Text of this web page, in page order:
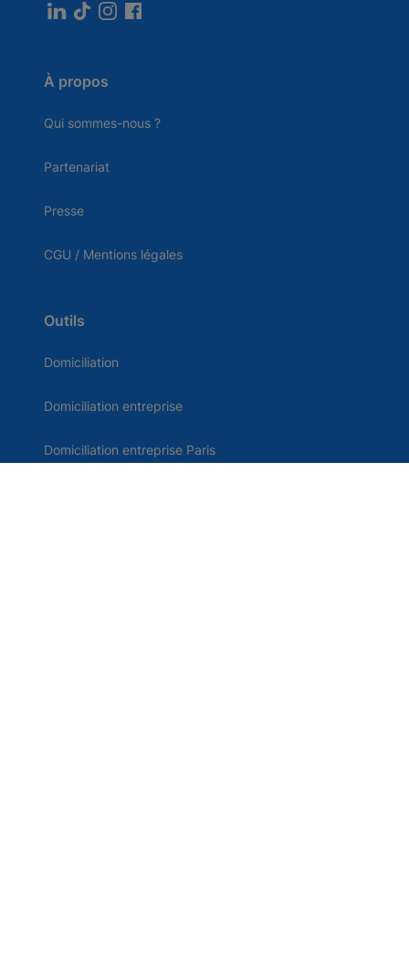
À propos
Qui sommes-nous ?
Partenariat
Presse
CGU / Mentions légales
Outils
Domiciliation
Domiciliation entreprise
Domiciliation entreprise Paris